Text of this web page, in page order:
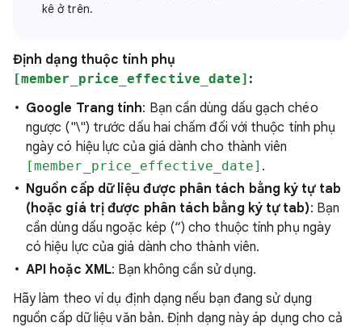
kê ở trên.
Định dạng thuộc tính phụ
[member_price_effective_date] :
Google Trang tính: Bạn cần dùng dấu gạch chéo
ngược ("\") trước dấu hai chấm đối với thuộc tính phụ
ngày có hiệu lực của giá dành cho thành viên
[member_price_effective_date] .
Nguồn cấp dữ liệu được phân tách bằng ký tự tab
(hoặc giá trị được phân tách bằng ký tự tab): Bạn
cần dùng dấu ngoặc kép (“) cho thuộc tính phụ ngày
có hiệu lực của giá dành cho thành viên.
API hoặc XML: Bạn không cần sử dụng.
Hãy làm theo ví dụ định dạng nếu bạn đang sử dụng
nguồn cấp dữ liệu văn bản. Định dạng này áp dụng cho cả